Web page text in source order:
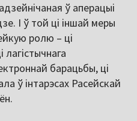
ў аперацыі
І ў той ці іншай меры
ролю – ці
барацьбы, ці
ў інтарэсах Расейскай